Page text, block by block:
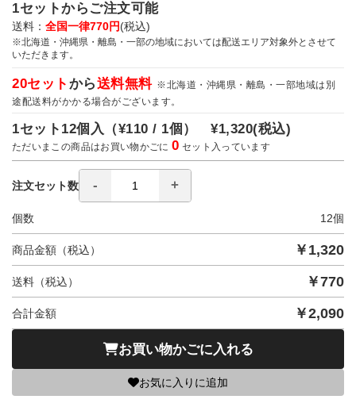
1セットからご注文可能
送料： 全国一律770円(税込)
※北海道・沖縄県・離島・一部の地域においては配送エリア対象外とさせて
いただきます。
20セット から送料無料 ※北海道・沖縄県・離島・一部地域は別
途配送料がかかる場合がございます。
1セット12個入（¥110 / 1個）¥1,320(税込)
ただいまこの商品はお買い物かごに0 セット入っています
注文セット数
個数 12個
商品金額（税込） ￥ 1,320
送料（税込） ￥770
合計金額 ￥2,090
お買い物かごに入れる
お気に入りに追加